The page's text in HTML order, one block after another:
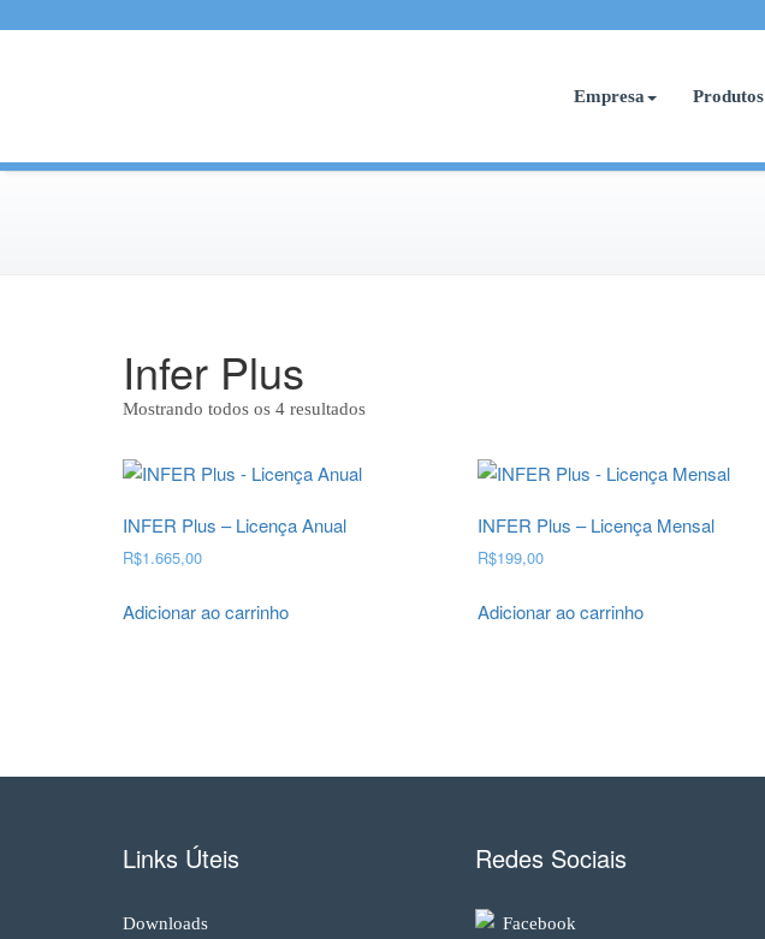
Empresa Produtos
Infer Plus
Mostrando todos os 4 resultados
INFER Plus – Licença Anual
R$1.665,00
Adicionar ao carrinho
INFER Plus – Licença Mensal
R$199,00
Adicionar ao carrinho
Links Úteis
Downloads
Redes Sociais
Facebook